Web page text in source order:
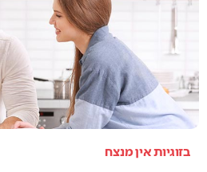
בזוגיות אין מנצח